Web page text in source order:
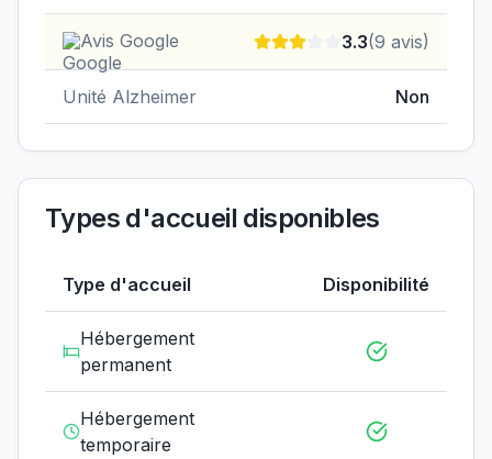
Avis Google 3.3(9 avis)
Unité Alzheimer Non
Types d'accueil disponibles
Type d'accueil Disponibilité
Hébergement
permanent
Hébergement
temporaire